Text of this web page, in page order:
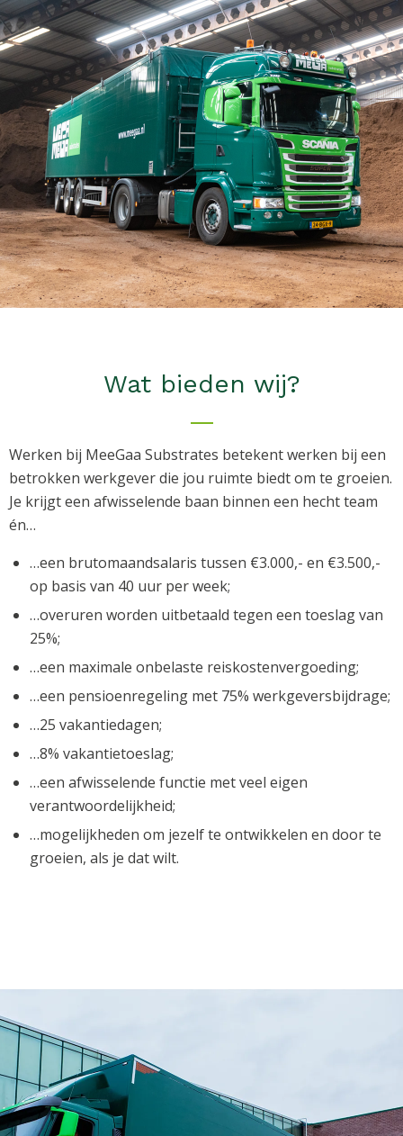
Wat bieden wij?
Werken bij MeeGaa Substrates betekent werken bij een
betrokken werkgever die jou ruimte biedt om te groeien.
Je krijgt een afwisselende baan binnen een hecht team
én…
…een brutomaandsalaris tussen €3.000,- en €3.500,-
op basis van 40 uur per week;
…overuren worden uitbetaald tegen een toeslag van
25%;
…een maximale onbelaste reiskostenvergoeding;
…een pensioenregeling met 75% werkgeversbijdrage;
…25 vakantiedagen;
…8% vakantietoeslag;
…een afwisselende functie met veel eigen
verantwoordelijkheid;
…mogelijkheden om jezelf te ontwikkelen en door te
groeien, als je dat wilt.